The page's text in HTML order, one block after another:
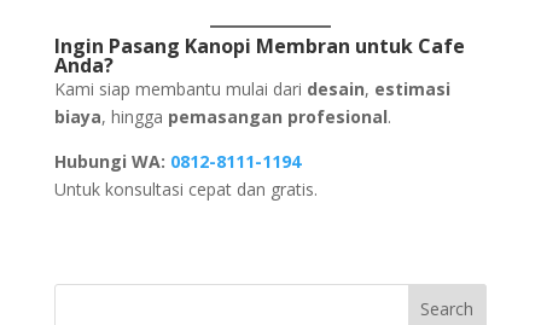
Ingin Pasang Kanopi Membran untuk Cafe
Anda?
Kami siap membantu mulai dari desain, estimasi
biaya, hingga pemasangan profesional.
Hubungi WA: 0812-8111-1194
Untuk konsultasi cepat dan gratis.
Search